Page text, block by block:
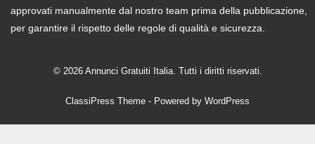
approvati manualmente dal nostro team prima della pubblicazione,
per garantire il rispetto delle regole di qualità e sicurezza.
© 2026 Annunci Gratuiti Italia. Tutti i diritti riservati.
ClassiPress Theme - Powered by WordPress